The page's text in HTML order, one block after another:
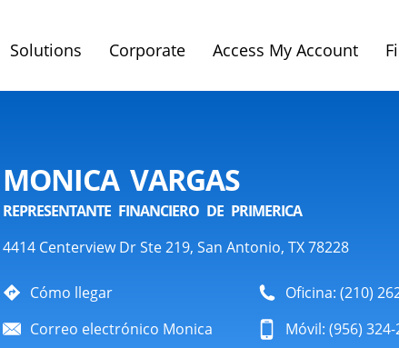
Solutions Corporate Access My Account
MONICA VARGAS
REPRESENTANTE FINANCIERO DE PRIMERICA
4414 Centerview Dr Ste 219, San Antonio, TX 78228
Cómo llegar
Correo electrónico Monica
Oficina: (210)
Móvil: (956)